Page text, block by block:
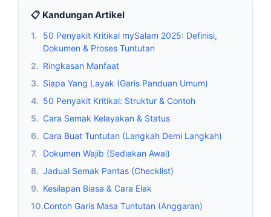
📋 Kandungan Artikel
1.
50 Penyakit Kritikal mySalam 2025: Definisi,
Dokumen & Proses Tuntutan
2. Ringkasan Manfaat
3. Siapa Yang Layak (Garis Panduan Umum)
4. 50 Penyakit Kritikal: Struktur & Contoh
5. Cara Semak Kelayakan & Status
6. Cara Buat Tuntutan (Langkah Demi Langkah)
7.
Dokumen Wajib (Sediakan Awal)
8. Jadual Semak Pantas (Checklist)
9. Kesilapan Biasa & Cara Elak
10.Contoh Garis Masa Tuntutan (Anggaran)